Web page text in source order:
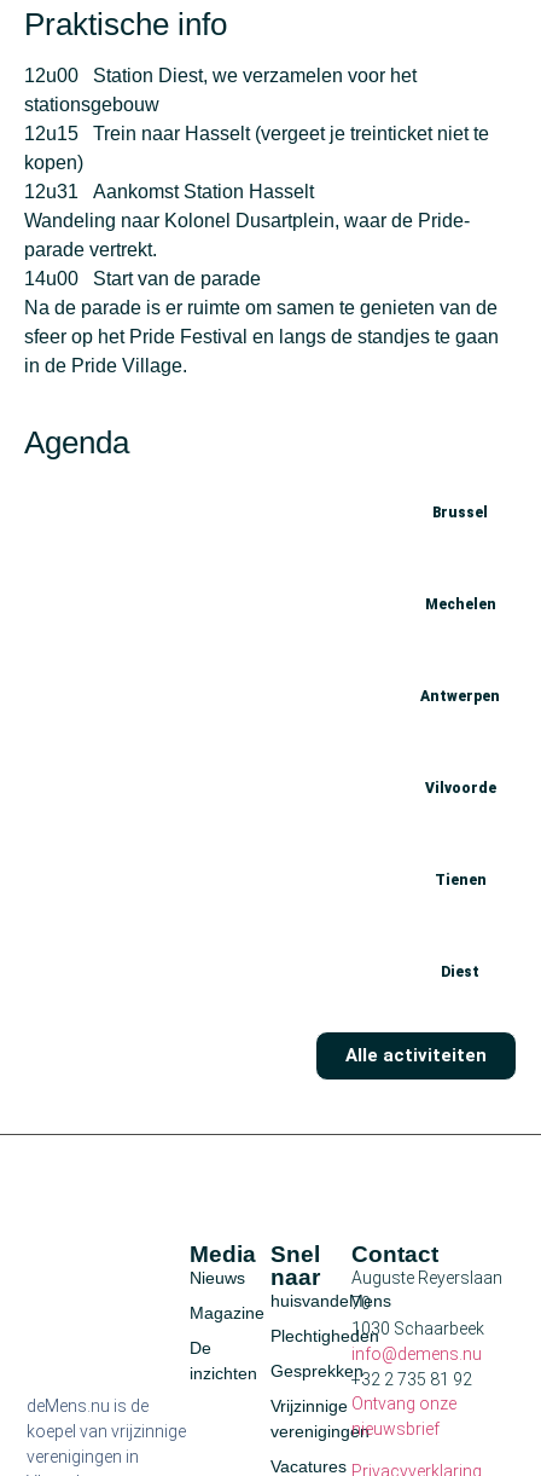
Praktische info
12u00 Station Diest, we verzamelen voor het
stationsgebouw
12u15 Trein naar Hasselt (vergeet je treinticket niet te
kopen)
12u31 Aankomst Station Hasselt
Wandeling naar Kolonel Dusartplein, waar de Pride-
parade vertrekt.
14u00 Start van de parade
Na de parade is er ruimte om samen te genieten van de
sfeer op het Pride Festival en langs de standjes te gaan
in de Pride Village.
Agenda
Brussel
Mechelen
Antwerpen
Vilvoorde
Tienen
Diest
Alle activiteiten
deMens.nu is de
koepel van vrijzinnige
verenigingen in
Snel
naar
huisvandeMens
Plechtigheden
Gesprekken
Vrijzinnige
verenigingen
Vacatures
Media
Nieuws
Magazine
De
inzichten
Contact
Auguste Reyerslaan
70
1030 Schaarbeek
info@demens.nu
+32 2 735 81 92
Ontvang onze
nieuwsbrief
Privacyverklaring